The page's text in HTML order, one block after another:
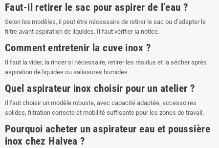
Faut-il retirer le sac pour aspirer de l’eau ?
Selon les modèles, il peut être nécessaire de retirer le sac ou d’adapter le
filtre avant aspiration de liquides. Il faut vérifier la notice.
Comment entretenir la cuve inox ?
Il faut la vider, la rincer si nécessaire, retirer les résidus et la sécher après
aspiration de liquides ou salissures humides.
Quel aspirateur inox choisir pour un atelier ?
Il faut choisir un modèle robuste, avec capacité adaptée, accessoires
solides, filtration correcte et mobilité suffisante pour les zones de travail.
Pourquoi acheter un aspirateur eau et poussière
inox chez Halvea ?